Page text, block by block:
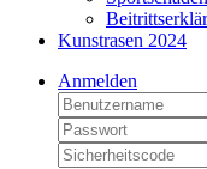
Kunstrasen 2024
Anmelden